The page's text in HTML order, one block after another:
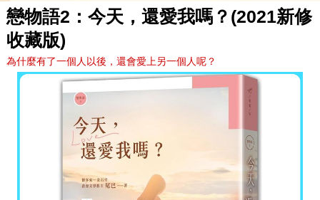
戀物語2：今天，還愛我嗎？(2021新修
收藏版)
為什麼有了一個人以後，還會愛上另一個人呢？